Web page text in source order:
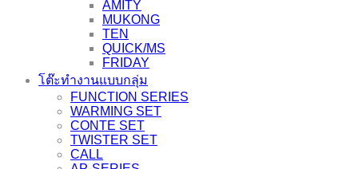
AMITY
MUKONG
TEN
QUICK/MS
FRIDAY
โต๊ะทำงานแบบกลุ่ม
FUNCTION SERIES
WARMING SET
CONTE SET
TWISTER SET
CALL